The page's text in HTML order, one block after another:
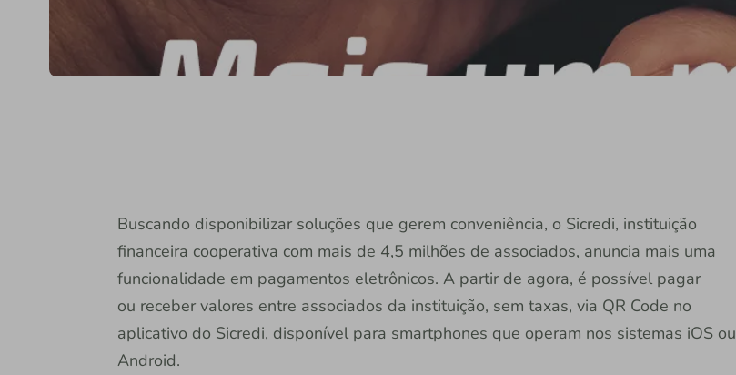
Buscando disponibilizar soluções que gerem conveniência, o Sicredi, instituição
financeira cooperativa com mais de 4,5 milhões de associados, anuncia mais uma
funcionalidade em pagamentos eletrônicos. A partir de agora, é possível pagar
ou receber valores entre associados da instituição, sem taxas, via QR Code no
aplicativo do Sicredi, disponível para smartphones que operam nos sistemas iOS ou
Android.